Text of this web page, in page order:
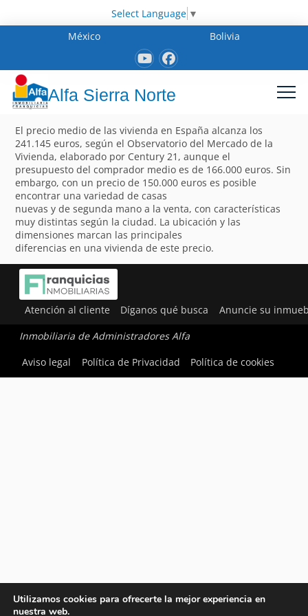
Select Language ▼
México
Bolivia
Alfa Sierra Norte
El precio medio de las vivienda en España alcanza los
241.145 euros, según el Observatorio del Mercado de la
Vivienda, elaborado por Century 21, aunque el
presupuesto del comprador medio es de 166.000 euros. Sin
embargo, con un precio de 150.000 euros es posible
encontrar una variedad de casas
nuevas y de segunda mano a la venta, con características
muy distintas según la ciudad. La ubicación y las
dimensiones marcan las principales
diferencias en una vivienda de este precio.
Atención al cliente Díganos qué busca Anuncie su
Inmobiliaria de Administradores Alfa
Aviso legal
Política de Privacidad Política de cookies
Utilizamos cookies para ofrecerte la mejor experiencia en
nuestra web.